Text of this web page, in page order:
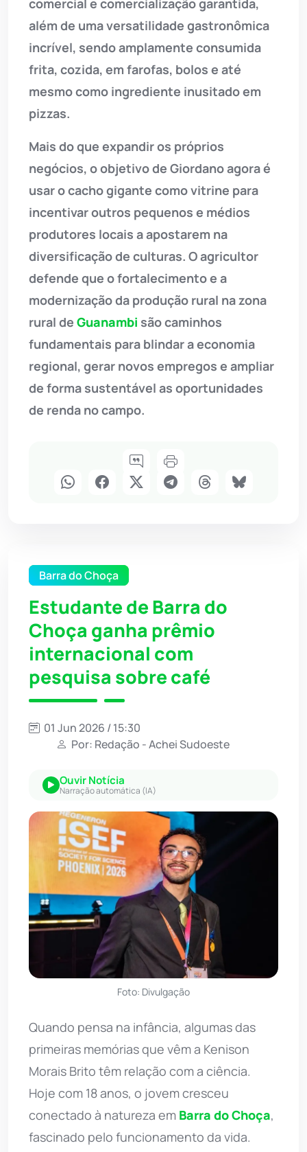
comercial e comercialização garantida,
além de uma versatilidade gastronômica
incrível, sendo amplamente consumida
frita, cozida, em farofas, bolos e até
mesmo como ingrediente inusitado em
pizzas.
Mais do que expandir os próprios
negócios, o objetivo de Giordano agora é
usar o cacho gigante como vitrine para
incentivar outros pequenos e médios
produtores locais a apostarem na
diversificação de culturas. O agricultor
defende que o fortalecimento e a
modernização da produção rural na zona
rural de Guanambi são caminhos
fundamentais para blindar a economia
regional, gerar novos empregos e ampliar
de forma sustentável as oportunidades
de renda no campo.
Barra do Choça
Estudante de Barra do
Choça ganha prêmio
internacional com
pesquisa sobre café
01 Jun 2026 / 15:30
Por: Redação - Achei Sudoeste
Ouvir Notícia
Narração automática (IA)
Foto: Divulgação
Quando pensa na infância, algumas das
primeiras memórias que vêm a Kenison
Morais Brito têm relação com a ciência.
Hoje com 18 anos, o jovem cresceu
conectado à natureza em Barra do Choça,
fascinado pelo funcionamento da vida.